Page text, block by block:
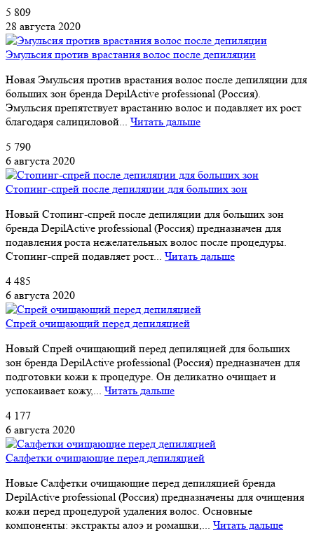
5 809
28 августа 2020
Эмульсия против врастания волос после депиляции
Новая Эмульсия против врастания волос после депиляции для
больших зон бренда DepilActive professional (Россия).
Эмульсия препятствует врастанию волос и подавляет их рост
благодаря салициловой... Читать дальше
5 790
6 августа 2020
Стопинг-спрей после депиляции для больших зон
Новый Стопинг-спрей после депиляции для больших зон
бренда DepilActive professional (Россия) предназначен для
подавления роста нежелательных волос после процедуры.
Стопинг-спрей подавляет рост... Читать дальше
4 485
6 августа 2020
Спрей очищающий перед депиляцией
Новый Спрей очищающий перед депиляцией для больших
зон бренда DepilActive professional (Россия) предназначен для
подготовки кожи к процедуре. Он деликатно очищает и
успокаивает кожу,... Читать дальше
4 177
6 августа 2020
Салфетки очищающие перед депиляцией
Новые Салфетки очищающие перед депиляцией бренда
DepilActive professional (Россия) предназначены для очищения
кожи перед процедурой удаления волос. Основные
компоненты: экстракты алоэ и ромашки,... Читать дальше